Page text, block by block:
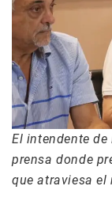
El intendente
prensa donde
que atraviesa el